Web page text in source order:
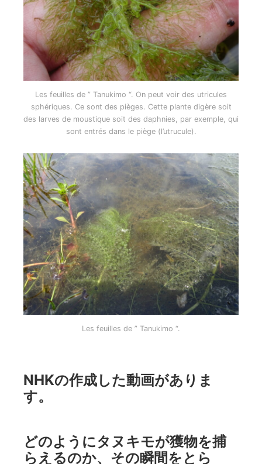
Les feuilles de ” Tanukimo “. On peut voir des utricules
sphériques. Ce sont des pièges. Cette plante digère soit
des larves de moustique soit des daphnies, par exemple, qui
sont entrés dans le piège (l’utrucule).
Les feuilles de ” Tanukimo “.
NHKの作成した動画がありま
す。
どのようにタヌキモが獲物を捕
らえるのか、その瞬間をとら